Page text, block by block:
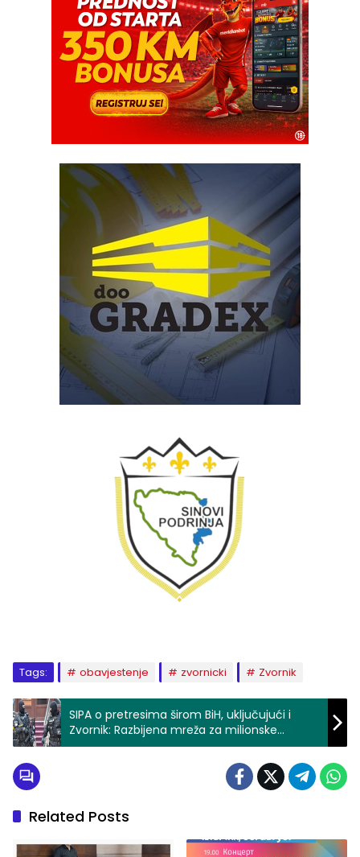
Tags: obavjestenje zvornicki Zvornik
SIPA o pretresima širom BiH, uključujući i
Zvornik: Razbijena mreža za milionske
zloupotrebe PDV-a
Related Posts